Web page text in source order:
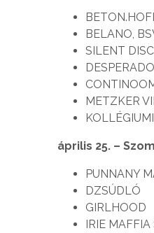
BETON.HOFI
BELANO,
SILENT
METZKER
április 25. –
PUNNANY
DZSÚDLÓ
GIRLHOOD
IRIE